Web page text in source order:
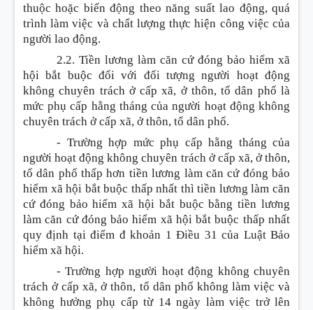
thuộc hoặc biến động theo năng suất lao động, quá
trình làm việc và chất lượng thực hiện công việc của
người lao động.
2.2. Tiền lương làm căn cứ đóng bảo hiểm xã
hội bắt buộc đối với đối tượng người hoạt động
không chuyên trách ở cấp xã, ở thôn, tổ dân phố là
mức phụ cấp hằng tháng của người hoạt động không
chuyên trách ở cấp xã, ở thôn, tổ dân phố.
- Trường hợp mức phụ cấp hằng tháng của
người hoạt động không chuyên trách ở cấp xã, ở thôn,
tổ dân phố thấp hơn tiền lương làm căn cứ đóng bảo
hiểm xã hội bắt buộc thấp nhất thì tiền lương làm căn
cứ đóng bảo hiểm xã hội bắt buộc bằng tiền lương
làm căn cứ đóng bảo hiểm xã hội bắt buộc thấp nhất
quy định tại điểm đ khoản 1 Điều 31 của Luật Bảo
hiểm xã hội.
- Trường hợp người hoạt động không chuyên
trách ở cấp xã, ở thôn, tổ dân phố không làm việc và
không hưởng phụ cấp từ 14 ngày làm việc trở lên